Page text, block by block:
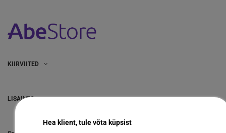
KIIRVIITED
LISAINFO
Hea klient, tule võta küpsist